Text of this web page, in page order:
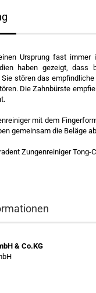
Ursprung fast
haben gezeigt,
stören das
Die Zahnbürste
mit dem
gemeinsam die Beläge
Zungenreiniger Tong-
& Co.KG